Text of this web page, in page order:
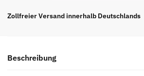
‘Black”
Zollfreier Versand innerhalb Deutschlands
Beschreibung